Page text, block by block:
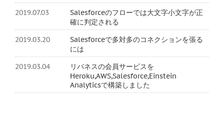
2019.07.03
Salesforceのフローでは大文字小文字が正
確に判定される
2019.03.20
Salesforceで多対多のコネクションを張る
には
2019.03.04
リバネスの会員サービスを
Heroku,AWS,Salesforce,Einstein
Analyticsで構築しました